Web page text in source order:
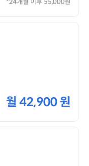
*24개월 이후 55,000원
월 42,900 원